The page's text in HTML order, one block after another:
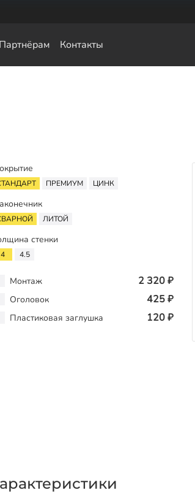
Партнёрам Контакты
винтовых свай
ПРЕМИУМ ЦИНК
ЛИТОЙ
стенки
4 4.5
Монтаж 2 320 ₽
Оголовок 425 ₽
Пластиковая заглушка 120 ₽